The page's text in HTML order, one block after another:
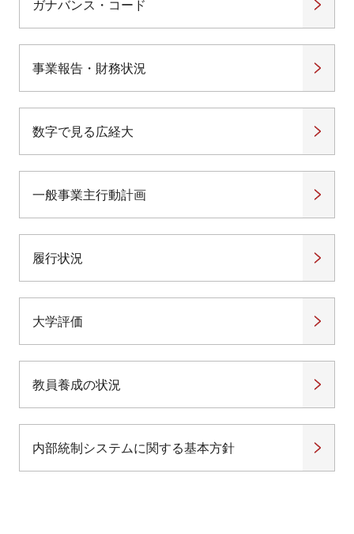
ガナバンス・コード
事業報告・財務状況
数字で見る広経大
一般事業主行動計画
履行状況
大学評価
教員養成の状況
内部統制システムに関する基本方針